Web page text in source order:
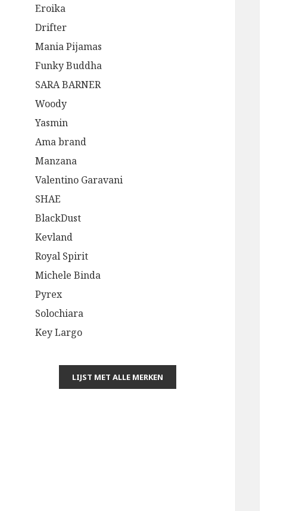
Eroika
Drifter
Mania Pijamas
Funky Buddha
SARA BARNER
Woody
Yasmin
Ama brand
Manzana
Valentino Garavani
SHAE
BlackDust
Kevland
Royal Spirit
Michele Binda
Pyrex
Solochiara
Key Largo